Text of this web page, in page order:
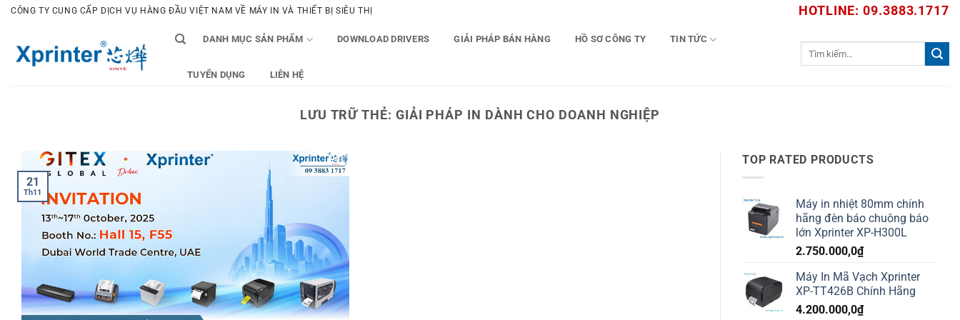
Bỏ
dung
CÔNG TY CUNG CẤP DỊCH VỤ HÀNG ĐẦU VIỆT NAM VỀ MÁY IN VÀ THIẾT BỊ SIÊU THỊ HOTLINE: 09.3883.1717
DANH MỤC SẢN PHẨM DOWNLOAD DRIVERS GIẢI PHÁP BÁN HÀNG HỒ SƠ CÔNG TY TIN TỨC
TUYỂN DỤNG LIÊN HỆ
LƯU TRỮ THẺ: GIẢI PHÁP IN DÀNH CHO DOANH NGHIỆP
21
Th11
TOP RATED PRODUCTS
Máy in nhiệt 80mm chính
hãng đèn báo chuông báo
lớn Xprinter XP-H300L
2.750.000,0₫
Máy In Mã Vạch Xprinter
XP-TT426B Chính Hãng
4.200.000,0₫